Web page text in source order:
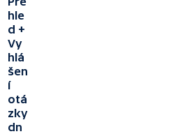
hle
d +
Vy
hlá
šen
í
otá
zky
dn